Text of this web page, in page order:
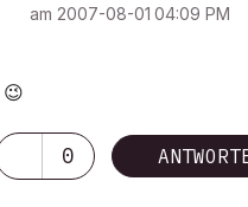
am ‎2007-08-01 04:09 PM
😉
0